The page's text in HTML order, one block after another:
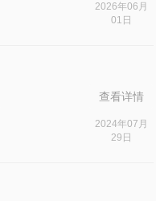
2026年06月
01日
查看详情
2024年07月
29日